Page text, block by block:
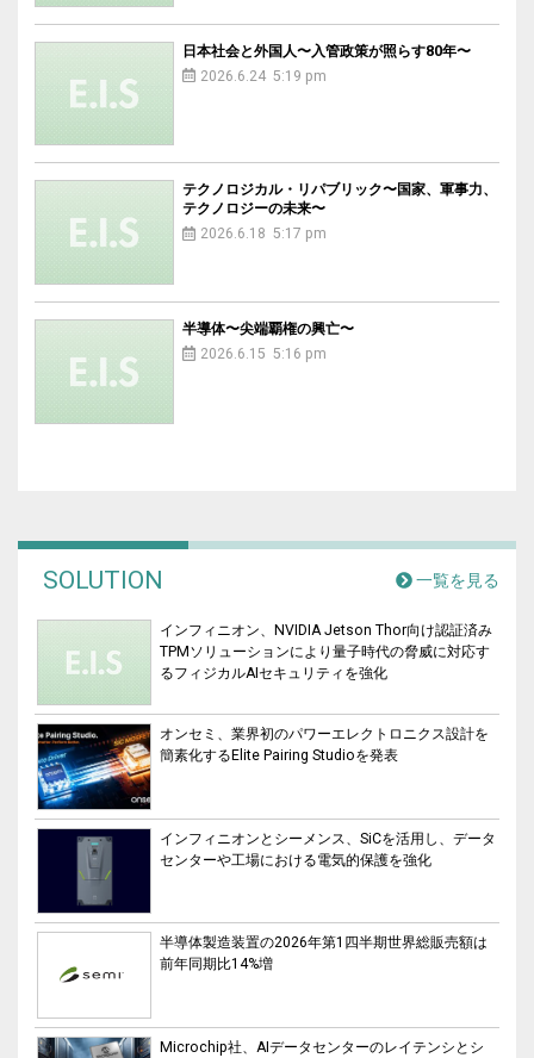
日本社会と外国人〜入管政策が照らす80年〜
2026.6.24 5:19 pm
テクノロジカル・リパブリック〜国家、軍事力、
テクノロジーの未来〜
2026.6.18 5:17 pm
半導体〜尖端覇権の興亡〜
2026.6.15 5:16 pm
SOLUTION 一覧を見る
インフィニオン、NVIDIA Jetson Thor向け認証済み
TPMソリューションにより量子時代の脅威に対応す
るフィジカルAIセキュリティを強化
オンセミ、業界初のパワーエレクトロニクス設計を
簡素化するElite Pairing Studioを発表
インフィニオンとシーメンス、SiCを活用し、データ
センターや工場における電気的保護を強化
半導体製造装置の2026年第1四半期世界総販売額は
前年同期比14%増
Microchip社、AIデータセンターのレイテンシとシ